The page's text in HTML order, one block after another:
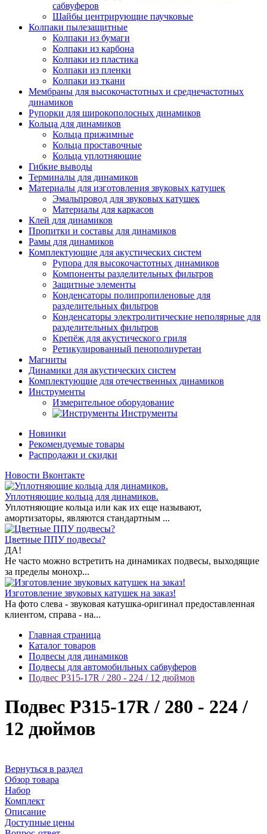
сабвуферов
Шайбы центрирующие паучковые
Колпаки пылезащитные
Колпаки из бумаги
Колпаки из карбона
Колпаки из пластика
Колпаки из пленки
Колпаки из ткани
Мембраны для высокочастотных и среднечастотных
динамиков
Рупорки для широкополосных динамиков
Кольца для динамиков
Кольца прижимные
Кольца проставочные
Кольца уплотняющие
Гибкие выводы
Терминалы для динамиков
Материалы для изготовления звуковых катушек
Эмальпровод для звуковых катушек
Материалы для каркасов
Клей для динамиков
Пропитки и составы для динамиков
Рамы для динамиков
Комплектующие для акустических систем
Рупора для высокочастотных динамиков
Компоненты разделительных фильтров
Защитные элементы
Конденсаторы полипропиленовые для
разделительных фильтров
Конденсаторы электролитические неполярные для
разделительных фильтров
Крепёж для акустического гриля
Ретикулированный пенополиуретан
Магниты
Динамики для акустических систем
Комплектующие для отечественных динамиков
Инструменты
Измерительное оборудование
Инструменты
Новинки
Рекомендуемые товары
Распродажи и скидки
Новости Вконтакте
Уплотняющие кольца для динамиков.
Уплотняющие кольца или как их еще называют,
амортизаторы, являются стандартным ...
Цветные ППУ подвесы?
ДА!
Не часто можно встретить на динамиках подвесы, выходящие
за пределы монохр...
Изготовление звуковых катушек на заказ!
На фото слева - звуковая катушка-оригинал предоставленная
клиентом, справа - на...
Главная страница
Каталог товаров
Подвесы для динамиков
Подвесы для автомобильных сабвуферов
Подвес Р315-17R / 280 - 224 / 12 дюймов
Подвес Р315-17R / 280 - 224 /
12 дюймов
Вернуться в раздел
Обзор товара
Набор
Комплект
Описание
Доступные цены